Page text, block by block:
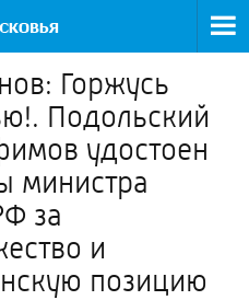
Горжусь
Подольский
удостоен
министра
за
и
позицию